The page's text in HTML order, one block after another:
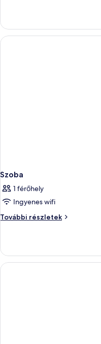
Szoba
1 férőhely
Ingyenes wifi
További részletek
Szoba